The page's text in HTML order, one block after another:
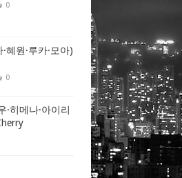
0
혜원·루카·모아)
0
·히메나·아이리